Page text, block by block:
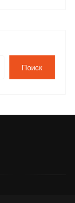
Поиск